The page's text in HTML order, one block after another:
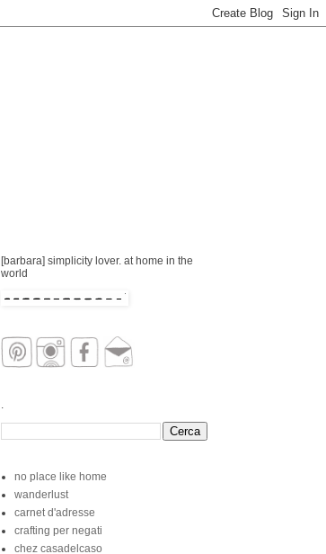
[barbara] simplicity lover. at home in the
world
.
no place like home
wanderlust
carnet d'adresse
crafting per negati
chez casadelcaso